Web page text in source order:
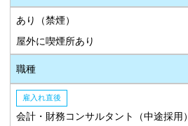
あり（禁煙）
屋外に喫煙所あり
職種
雇入れ直後
会計・財務コンサルタント（中途採用）